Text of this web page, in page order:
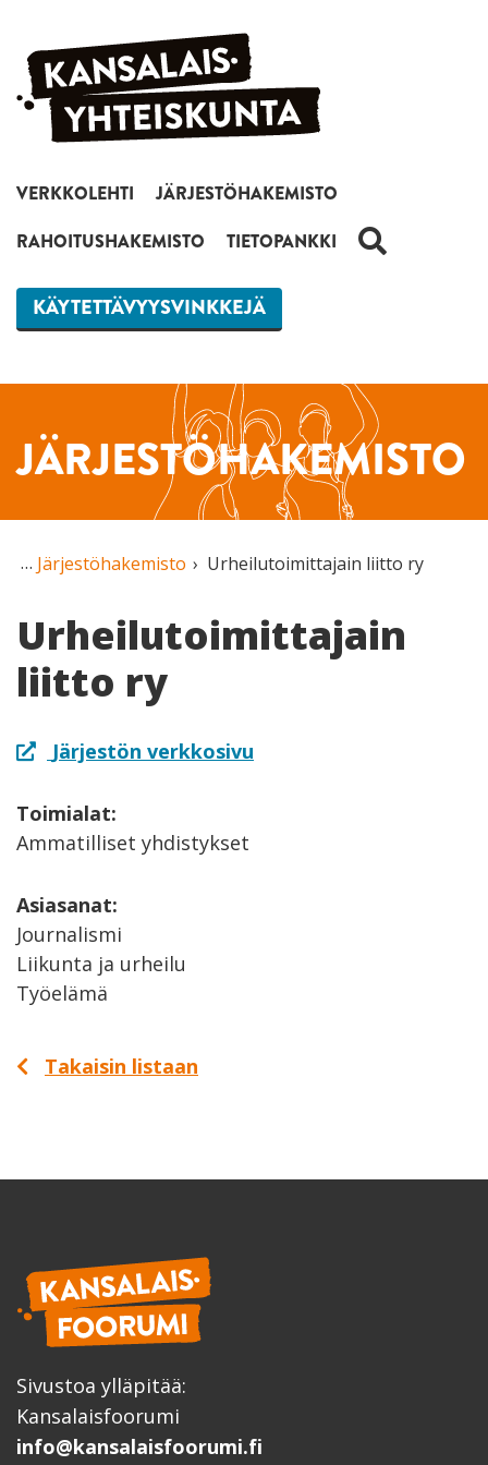
Siirry sisältöön
VERKKOLEHTI
JÄRJESTÖHAKEMISTO
RAHOITUSHAKEMISTO
TIETOPANKKI HAKU
KÄYTETTÄVYYSVINKKEJÄ
JÄRJESTÖHAKEMISTO
Järjestöhakemisto Urheilutoimittajain liitto ry
Urheilutoimittajain
liitto ry
Järjestön verkkosivu
Toimialat:
Ammatilliset yhdistykset
Asiasanat:
Journalismi
Liikunta ja urheilu
Työelämä
Takaisin listaan
Sivustoa ylläpitää:
Kansalaisfoorumi
info@kansalaisfoorumi.fi